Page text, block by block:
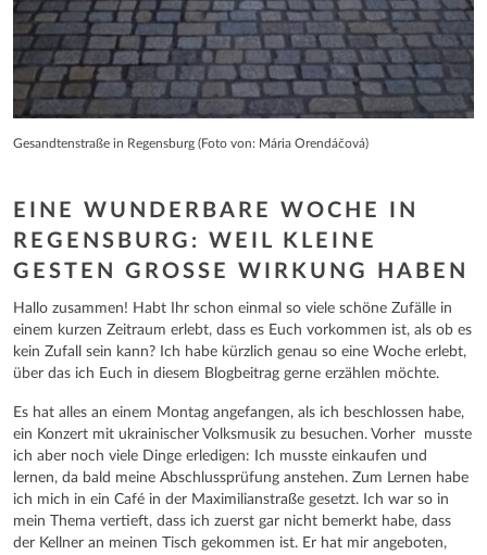
Gesandtenstraße in Regensburg (Foto von: Mária Orendáčová)
EINE WUNDERBARE WOCHE IN
REGENSBURG: WEIL KLEINE
GESTEN GROSSE WIRKUNG HABEN
Hallo zusammen! Habt Ihr schon einmal so viele schöne Zufälle in
einem kurzen Zeitraum erlebt, dass es Euch vorkommen ist, als ob es
kein Zufall sein kann? Ich habe kürzlich genau so eine Woche erlebt,
über das ich Euch in diesem Blogbeitrag gerne erzählen möchte.
Es hat alles an einem Montag angefangen, als ich beschlossen habe,
ein Konzert mit ukrainischer Volksmusik zu besuchen. Vorher musste
ich aber noch viele Dinge erledigen: Ich musste einkaufen und
lernen, da bald meine Abschlussprüfung anstehen. Zum Lernen habe
ich mich in ein Café in der Maximilianstraße gesetzt. Ich war so in
mein Thema vertieft, dass ich zuerst gar nicht bemerkt habe, dass
der Kellner an meinen Tisch gekommen ist. Er hat mir angeboten,